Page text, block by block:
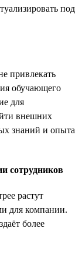
под
привлекать
обучающего
для
внешних
знаний и опыта
сотрудников
растут
для компании.
более